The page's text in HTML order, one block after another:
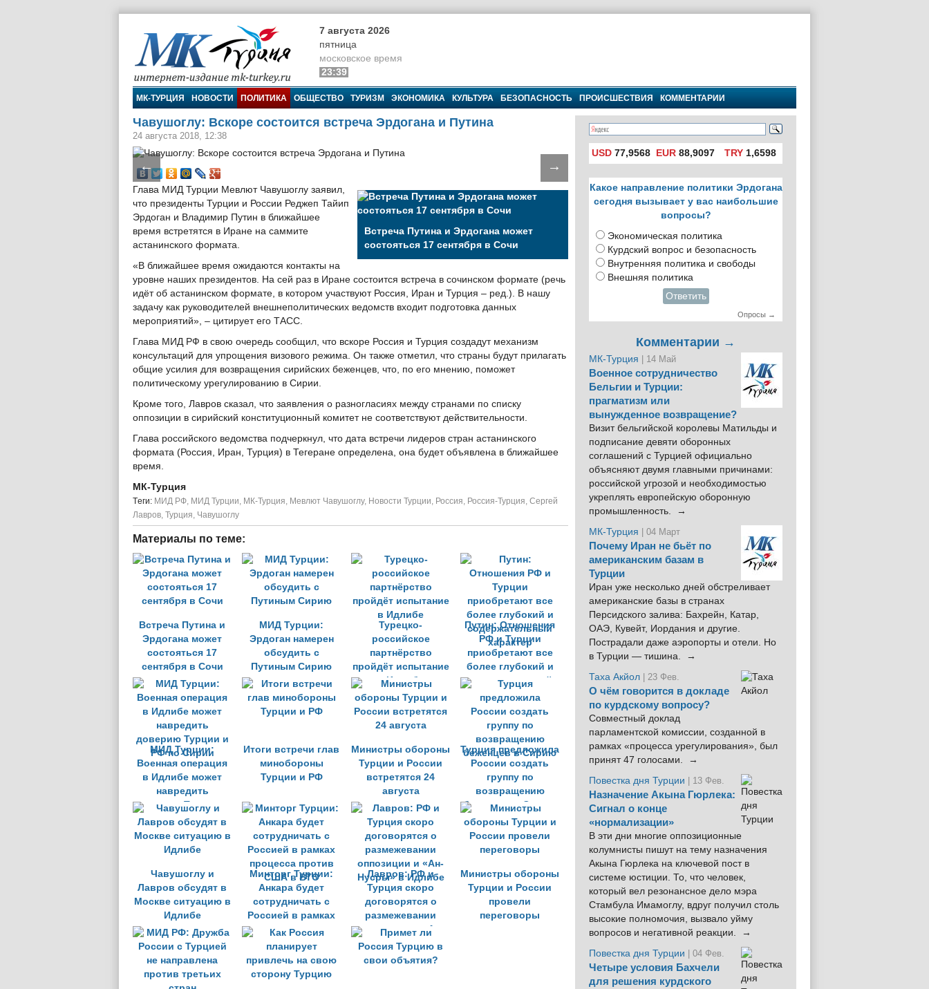
МК-Турция
7 августа 2026
пятница
московское время
23:39
МК-ТУРЦИЯ НОВОСТИ ПОЛИТИКА ОБЩЕСТВО ТУРИЗМ ЭКОНОМИКА КУЛЬТУРА БЕЗОПАСНОСТЬ ПРОИСШЕСТВИЯ КОММЕНТАРИИ
Чавушоглу: Вскоре состоится встреча Эрдогана и Путина
24 августа 2018, 12:38
← →
Встреча Путина и Эрдогана может
состояться 17 сентября в Сочи
Глава МИД Турции Мевлют Чавушоглу заявил,
что президенты Турции и России Реджеп Тайип
Эрдоган и Владимир Путин в ближайшее
время встретятся в Иране на саммите
астанинского формата.
«В ближайшее время ожидаются контакты на
уровне наших президентов. На сей раз в Иране состоится встреча в сочинском формате (речь
идёт об астанинском формате, в котором участвуют Россия, Иран и Турция – ред.). В нашу
задачу как руководителей внешнеполитических ведомств входит подготовка данных
мероприятий», – цитирует его ТАСС.
Глава МИД РФ в свою очередь сообщил, что вскоре Россия и Турция создадут механизм
консультаций для упрощения визового режима. Он также отметил, что страны будут прилагать
общие усилия для возвращения сирийских беженцев, что, по его мнению, поможет
политическому урегулированию в Сирии.
Кроме того, Лавров сказал, что заявления о разногласиях между странами по списку
оппозиции в сирийский конституционный комитет не соответствуют действительности.
Глава российского ведомства подчеркнул, что дата встречи лидеров стран астанинского
формата (Россия, Иран, Турция) в Тегеране определена, она будет объявлена в ближайшее
время.
МК-Турция
Tеги: МИД РФ, МИД Турции, МК-Турция, Мевлют Чавушоглу, Новости Турции, Россия, Россия-Турция, Сергей
Лавров, Турция, Чавушоглу
Материалы по теме:
Встреча Путина и
Эрдогана может
состояться 17
сентября в Сочи
МИД Турции:
Эрдоган намерен
обсудить с
Путиным Сирию
Турецко-
российское
партнёрство
пройдёт испытание
в Идлибе
Путин: Отношения
РФ и Турции
приобретают все
более глубокий и
содержательный
характер
МИД Турции:
Военная операция
в Идлибе может
навредить
доверию Турции и
РФ по Сирии
Итоги встречи глав
минобороны
Турции и РФ
Министры обороны
Турции и России
встретятся 24
августа
Турция предложила
России создать
группу по
возвращению
беженцев в Сирию
Чавушоглу и
Лавров обсудят в
Москве ситуацию в
Идлибе
Минторг Турции:
Анкара будет
сотрудничать с
Россией в рамках
процесса против
США в ВТО
Лавров: РФ и
Турция скоро
договорятся о
размежевании
оппозиции и «Ан-
Нусры» в Идлибе
Министры обороны
Турции и России
провели
переговоры
USD 77,9568 EUR 88,9097 TRY1,6598
Какое направление политики Эрдогана
сегодня вызывает у вас наибольшие
вопросы?
Экономическая политика
Курдский вопрос и безопасность
Внутренняя политика и свободы
Внешняя политика
Ответить
Опросы →
Комментарии →
МК-Турция | 14 Май
Военное сотрудничество
Бельгии и Турции:
прагматизм или
вынужденное возвращение?
Визит бельгийской королевы Матильды и
подписание девяти оборонных
соглашений с Турцией официально
объясняют двумя главными причинами:
российской угрозой и необходимостью
укреплять европейскую оборонную
промышленность. →
МК-Турция
| 04 Март
Почему Иран не бьёт по
американским базам в
Турции
Иран уже несколько дней обстреливает
американские базы в странах
Персидского залива: Бахрейн, Катар,
ОАЭ, Кувейт, Иордания и другие.
Пострадали даже аэропорты и отели. Но
в Турции — тишина. →
Таха Акйол | 23 Фев.
О чём говорится в докладе
по курдскому вопросу?
Совместный доклад
парламентской комиссии, созданной в
рамках «процесса урегулирования», был
принят 47 голосами. →
Повестка дня Турции
| 13 Фев.
Назначение Акына Гюрлека:
Сигнал о конце
«нормализации»
В эти дни многие оппозиционные
колумнисты пишут на тему назначения
Акына Гюрлека на ключевой пост в
системе юстиции. То, что человек,
который вел резонансное дело мэра
Стамбула Имамоглу, вдруг получил столь
высокие полномочия, вызвало уйму
вопросов и негативной реакции. →
Повестка дня Турции
| 04 Фев.
Четыре условия Бахчели
для решения курдского